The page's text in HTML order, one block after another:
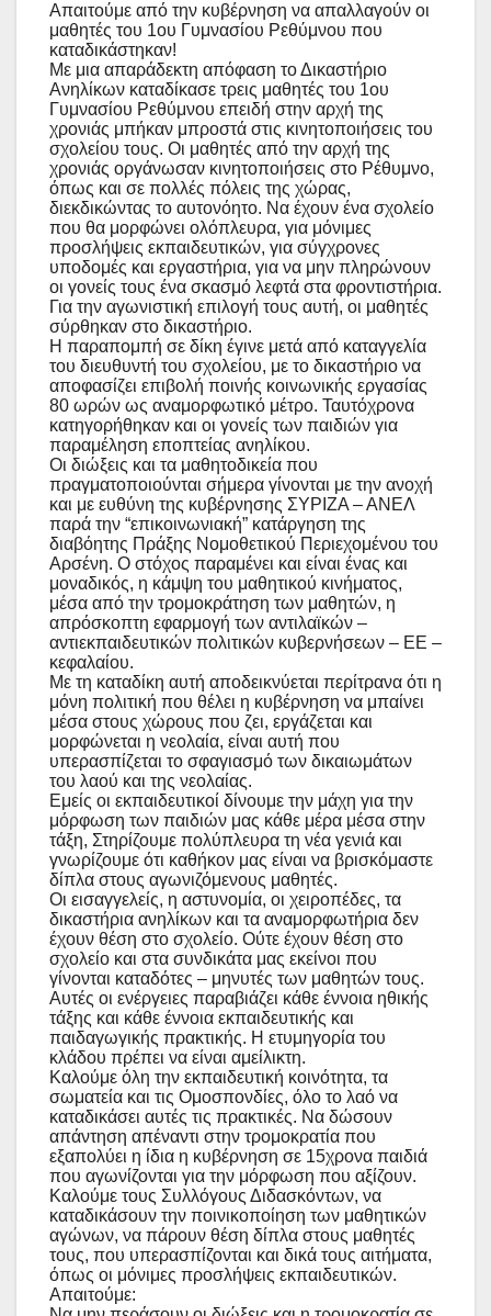
Απαιτούμε από την κυβέρνηση να απαλλαγούν οι
μαθητές του 1ου Γυμνασίου Ρεθύμνου που
καταδικάστηκαν!
Με μια απαράδεκτη απόφαση το Δικαστήριο
Ανηλίκων καταδίκασε τρεις μαθητές του 1ου
Γυμνασίου Ρεθύμνου επειδή στην αρχή της
χρονιάς μπήκαν μπροστά στις κινητοποιήσεις του
σχολείου τους. Οι μαθητές από την αρχή της
χρονιάς οργάνωσαν κινητοποιήσεις στο Ρέθυμνο,
όπως και σε πολλές πόλεις της χώρας,
διεκδικώντας το αυτονόητο. Να έχουν ένα σχολείο
που θα μορφώνει ολόπλευρα, για μόνιμες
προσλήψεις εκπαιδευτικών, για σύγχρονες
υποδομές και εργαστήρια, για να μην πληρώνουν
οι γονείς τους ένα σκασμό λεφτά στα φροντιστήρια.
Για την αγωνιστική επιλογή τους αυτή, οι μαθητές
σύρθηκαν στο δικαστήριο.
Η παραπομπή σε δίκη έγινε μετά από καταγγελία
του διευθυντή του σχολείου, με το δικαστήριο να
αποφασίζει επιβολή ποινής κοινωνικής εργασίας
80 ωρών ως αναμορφωτικό μέτρο. Ταυτόχρονα
κατηγορήθηκαν και οι γονείς των παιδιών για
παραμέληση εποπτείας ανηλίκου.
Οι διώξεις και τα μαθητοδικεία που
πραγματοποιούνται σήμερα γίνονται με την ανοχή
και με ευθύνη της κυβέρνησης ΣΥΡΙΖΑ – ΑΝΕΛ
παρά την “επικοινωνιακή” κατάργηση της
διαβόητης Πράξης Νομοθετικού Περιεχομένου του
Αρσένη. Ο στόχος παραμένει και είναι ένας και
μοναδικός, η κάμψη του μαθητικού κινήματος,
μέσα από την τρομοκράτηση των μαθητών, η
απρόσκοπτη εφαρμογή των αντιλαϊκών –
αντιεκπαιδευτικών πολιτικών κυβερνήσεων – ΕΕ –
κεφαλαίου.
Με τη καταδίκη αυτή αποδεικνύεται περίτρανα ότι η
μόνη πολιτική που θέλει η κυβέρνηση να μπαίνει
μέσα στους χώρους που ζει, εργάζεται και
μορφώνεται η νεολαία, είναι αυτή που
υπερασπίζεται το σφαγιασμό των δικαιωμάτων
του λαού και της νεολαίας.
Εμείς οι εκπαιδευτικοί δίνουμε την μάχη για την
μόρφωση των παιδιών μας κάθε μέρα μέσα στην
τάξη, Στηρίζουμε πολύπλευρα τη νέα γενιά και
γνωρίζουμε ότι καθήκον μας είναι να βρισκόμαστε
δίπλα στους αγωνιζόμενους μαθητές.
Οι εισαγγελείς, η αστυνομία, οι χειροπέδες, τα
δικαστήρια ανηλίκων και τα αναμορφωτήρια δεν
έχουν θέση στο σχολείο. Ούτε έχουν θέση στο
σχολείο και στα συνδικάτα μας εκείνοι που
γίνονται καταδότες – μηνυτές των μαθητών τους.
Αυτές οι ενέργειες παραβιάζει κάθε έννοια ηθικής
τάξης και κάθε έννοια εκπαιδευτικής και
παιδαγωγικής πρακτικής. Η ετυμηγορία του
κλάδου πρέπει να είναι αμείλικτη.
Καλούμε όλη την εκπαιδευτική κοινότητα, τα
σωματεία και τις Ομοσπονδίες, όλο το λαό να
καταδικάσει αυτές τις πρακτικές. Να δώσουν
απάντηση απέναντι στην τρομοκρατία που
εξαπολύει η ίδια η κυβέρνηση σε 15χρονα παιδιά
που αγωνίζονται για την μόρφωση που αξίζουν.
Καλούμε τους Συλλόγους Διδασκόντων, να
καταδικάσουν την ποινικοποίηση των μαθητικών
αγώνων, να πάρουν θέση δίπλα στους μαθητές
τους, που υπερασπίζονται και δικά τους αιτήματα,
όπως οι μόνιμες προσλήψεις εκπαιδευτικών.
Απαιτούμε: